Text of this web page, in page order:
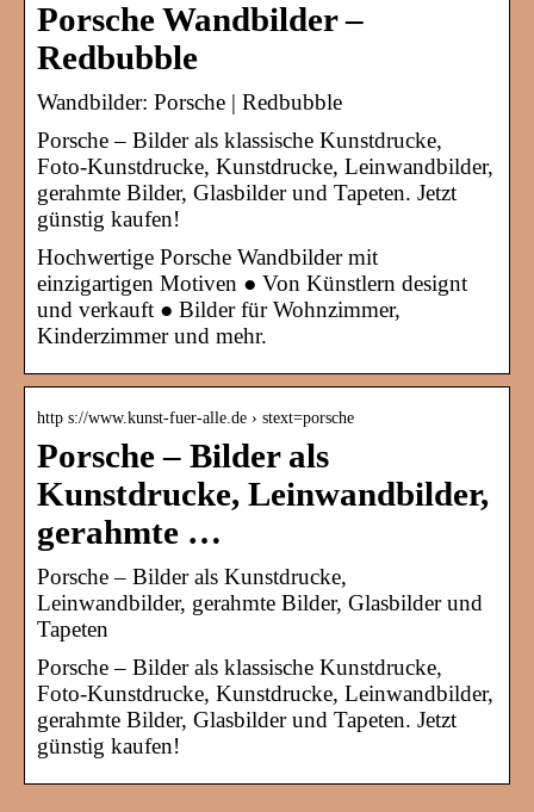
Porsche Wandbilder –
Redbubble
Wandbilder: Porsche | Redbubble
Porsche – Bilder als klassische Kunstdrucke,
Foto-Kunstdrucke, Kunstdrucke, Leinwandbilder,
gerahmte Bilder, Glasbilder und Tapeten. Jetzt
günstig kaufen!
Hochwertige Porsche Wandbilder mit
einzigartigen Motiven ● Von Künstlern designt
und verkauft ● Bilder für Wohnzimmer,
Kinderzimmer und mehr.
http s://www.kunst-fuer-alle.de › stext=porsche
Porsche – Bilder als
Kunstdrucke, Leinwandbilder,
gerahmte …
Porsche – Bilder als Kunstdrucke,
Leinwandbilder, gerahmte Bilder, Glasbilder und
Tapeten
Porsche – Bilder als klassische Kunstdrucke,
Foto-Kunstdrucke, Kunstdrucke, Leinwandbilder,
gerahmte Bilder, Glasbilder und Tapeten. Jetzt
günstig kaufen!